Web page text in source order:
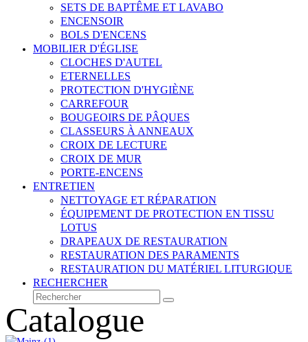
SETS DE BAPTÊME ET LAVABO
ENCENSOIR
BOLS D'ENCENS
MOBILIER D'ÉGLISE
CLOCHES D'AUTEL
ETERNELLES
PROTECTION D'HYGIÈNE
CARREFOUR
BOUGEOIRS DE PÂQUES
CLASSEURS À ANNEAUX
CROIX DE LECTURE
CROIX DE MUR
PORTE-ENCENS
ENTRETIEN
NETTOYAGE ET RÉPARATION
ÉQUIPEMENT DE PROTECTION EN TISSU
LOTUS
DRAPEAUX DE RESTAURATION
RESTAURATION DES PARAMENTS
RESTAURATION DU MATÉRIEL LITURGIQUE
RECHERCHER
Rechercher
Envoyer
Catalogue